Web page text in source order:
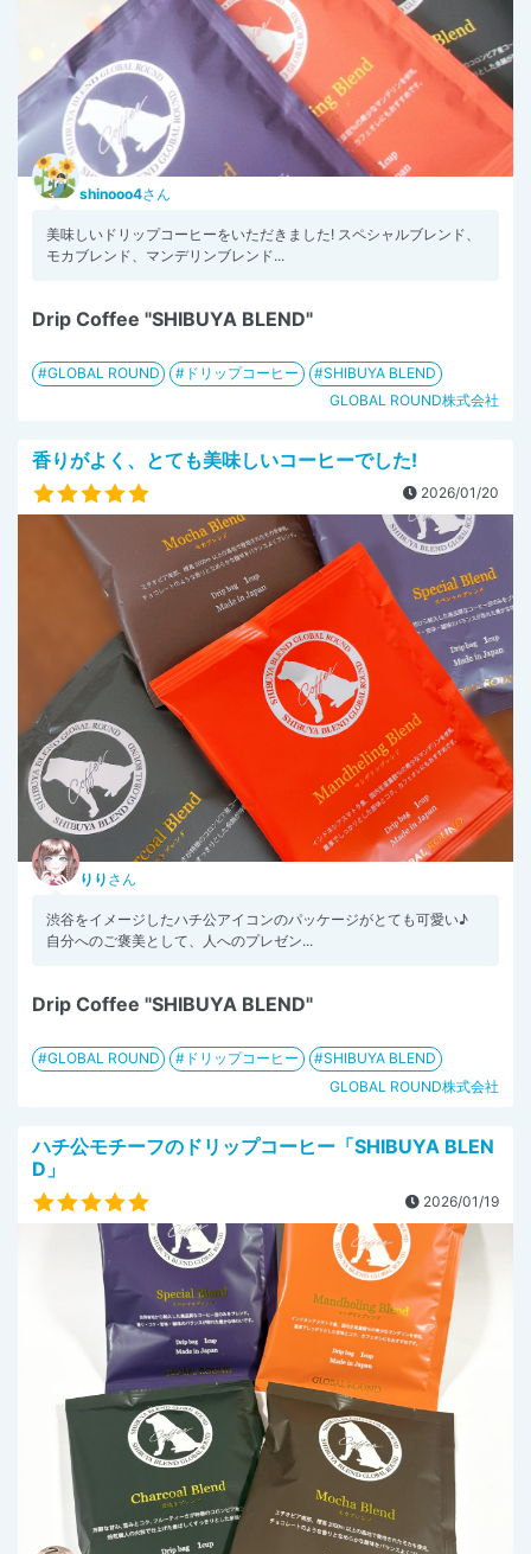
shinooo4さん
美味しいドリップコーヒーをいただきました! ⁡スペシャルブレンド、
モカブレンド、マンデリンブレンド...
Drip Coffee "SHIBUYA BLEND"
GLOBAL ROUND ドリップコーヒー
SHIBUYA BLEND
GLOBAL ROUND株式会社
香りがよく、とても美味しいコーヒーでした!
2026/01/20
りり さん
渋谷をイメージしたハチ公アイコンのパッケージがとても可愛い♪
自分へのご褒美として、人へのプレゼン...
Drip Coffee "SHIBUYA BLEND"
GLOBAL ROUND ドリップコーヒー
SHIBUYA BLEND
GLOBAL ROUND株式会社
ハチ公モチーフのドリップコーヒー「SHIBUYA BLEN
D」
2026/01/19